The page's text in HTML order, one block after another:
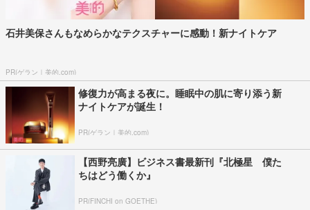
石井美保さんもなめらかなテクスチャーに感動！新ナイトケア
PR(ゲラン｜美的.com)
修復力が高まる夜に。睡眠中の肌に寄り添う新
ナイトケアが誕生！
PR(ゲラン｜美的.com)
【西野亮廣】ビジネス書最新刊『北極星 僕た
ちはどう働くか』
PR(FINCHI on GOETHE)